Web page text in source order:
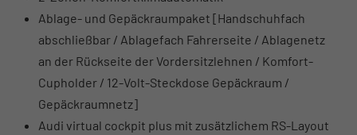
Ablage- und Gepäckraumpaket [Handschuhfach
abschließbar / Ablagefach Fahrerseite / Ablagenetz
an der Rückseite der Vordersitzlehnen / Komfort-
Cupholder / 12-Volt-Steckdose Gepäckraum /
Gepäckraumnetz]
Audi virtual cockpit plus mit zusätzlichem RS-Layout